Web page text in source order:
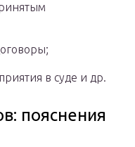
в суде и др.
пояснения